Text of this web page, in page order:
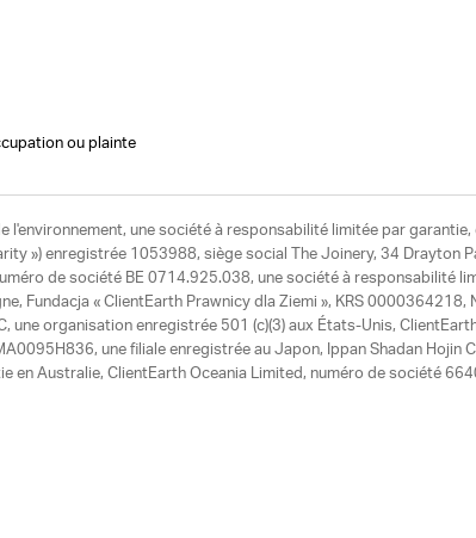
ou plainte
une société à responsabilité limitée par
») enregistrée 1053988, siège social The Joinery, 34 Drayton
de société BE 0714.925.038, une société à responsabilité
Fundacja « ClientEarth Prawnicy dla Ziemi », KRS 0000364218,
organisation enregistrée 501 (c)(3) aux États-Unis,
une filiale enregistrée au Japon, Ippan Shadan Hojin
Australie, ClientEarth Oceania Limited, numéro de société